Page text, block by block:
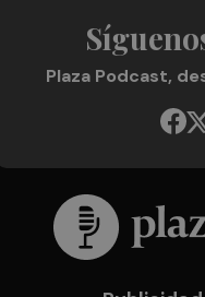
Plaza Podcast,